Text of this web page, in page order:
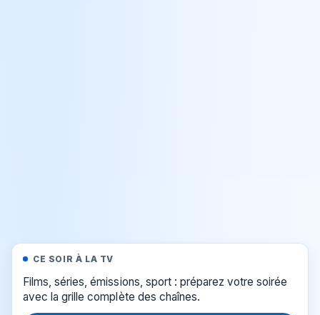
CE SOIR À LA TV
Films, séries, émissions, sport : préparez votre soirée
avec la grille complète des chaînes.